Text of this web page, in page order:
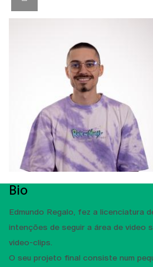
Bio
Edmundo Regalo, fez a licenciatura
intenções de seguir a área de video
video-clips.
O seu projeto final consiste num